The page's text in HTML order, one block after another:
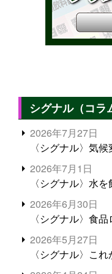
シグナル（コラ
2026年7月27日
〈シグナル〉気
2026年7月1日
〈シグナル〉水
2026年6月30日
〈シグナル〉食
2026年5月27日
〈シグナル〉こ